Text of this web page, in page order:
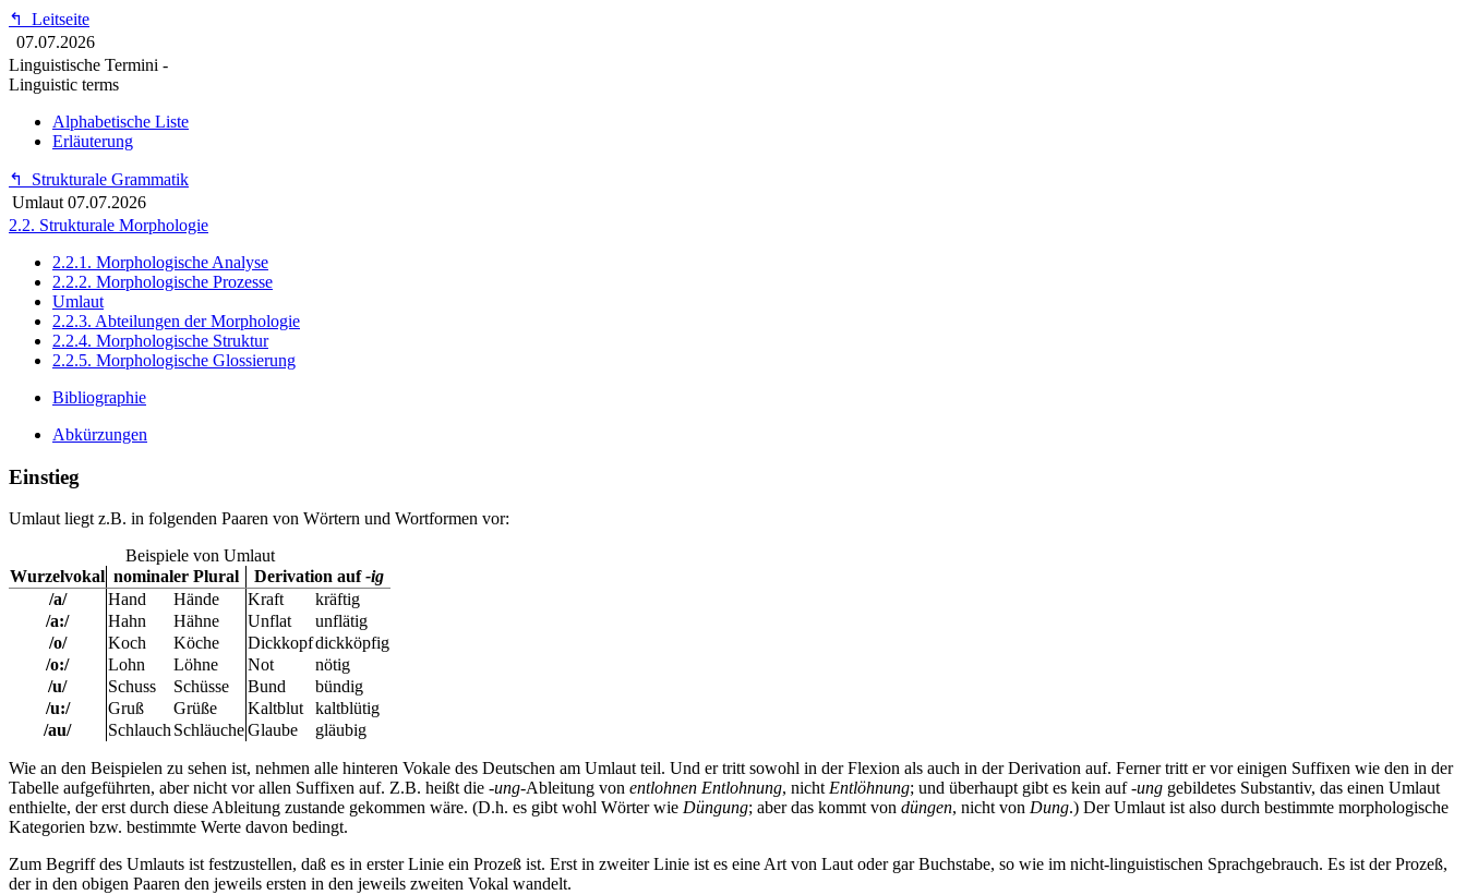
↰
Leitseite
07.07.2026
Linguistische Termini -
Linguistic terms
Alphabetische Liste
Erläuterung
↰
Strukturale Grammatik
Umlaut 07.07.2026
2.2. Strukturale Morphologie
2.2.1. Morphologische Analyse
2.2.2. Morphologische Prozesse
Umlaut
2.2.3. Abteilungen der Morphologie
2.2.4. Morphologische Struktur
2.2.5. Morphologische Glossierung
Bibliographie
Abkürzungen
Einstieg
Umlaut liegt z.B. in folgenden Paaren von Wörtern und Wortformen vor:
Beispiele von Umlaut
Wurzelvokal nominaler Plural Derivation auf-ig
/a/
Hand Hände Kraft
kräftig
/a:/
Hahn Hähne Unflat
unflätig
/o/
Koch Köche Dickkopfdickköpfig
/o:/
Lohn Löhne Not
nötig
/u/
Schuss Schüsse Bund
bündig
/u:/
Gruß Grüße Kaltblut
kaltblütig
/au/
SchlauchSchläucheGlaube gläubig
Wie an den Beispielen zu sehen ist, nehmen alle hinteren Vokale des Deutschen am Umlaut teil. Und er tritt sowohl in der Flexion als auch in der Derivation auf. Ferner tritt er vor einigen Suffixen wie den in der
Tabelle aufgeführten, aber nicht vor allen Suffixen auf. Z.B. heißt die -ung-Ableitung von entlohnen Entlohnung, nichtEntlöhnung; und überhaupt gibt es kein auf-ung gebildetes Substantiv, das einen Umlaut
enthielte, der erst durch diese Ableitung zustande gekommen wäre. (D.h. es gibt wohl Wörter wie Düngung; aber das kommt von düngen, nicht von Dung.) Der Umlaut ist also durch bestimmte morphologische
Kategorien bzw. bestimmte Werte davon bedingt.
Zum Begriff des Umlauts ist festzustellen, daß es in erster Linie ein Prozeß ist. Erst in zweiter Linie ist es eine Art von Laut oder gar Buchstabe, so wie im nicht-linguistischen Sprachgebrauch. Es ist der Prozeß,
der in den obigen Paaren den jeweils ersten in den jeweils zweiten Vokal wandelt.